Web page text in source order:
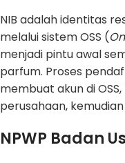
NIB adalah identitas
melalui sistem OSS (
menjadi pintu awal
parfum. Proses
membuat akun di
perusahaan,
NPWP Badan